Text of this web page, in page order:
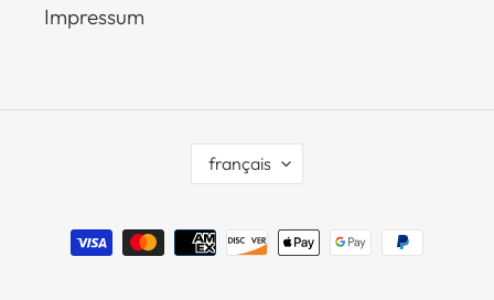
Impressum
U
E
français
Moyens
de